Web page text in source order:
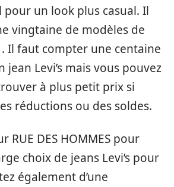
un look plus casual. Il
vingtaine de modèles de
Il faut compter une centaine
jean Levi’s mais vous pouvez
à plus petit prix si
réductions ou des soldes.
RUE DES HOMMES pour
choix de jeans Levi’s pour
également d’une